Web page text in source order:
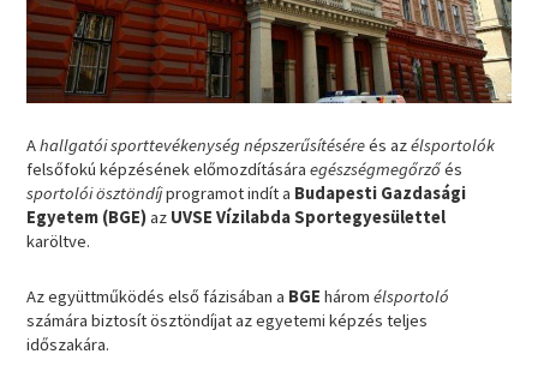
Ahallgatói sporttevékenység népszerűsítéséreés azélsportolók
felsőfokú képzésének előmozdításáraegészségmegőrzőés
sportolói ösztöndíjprogramot indít a Budapesti Gazdasági
Egyetem (BGE)az UVSE Vízilabda Sportegyesülettel
karöltve.
Az együttműködés első fázisában a BGE háromélsportoló
számára biztosít ösztöndíjat az egyetemi képzés teljes
időszakára.